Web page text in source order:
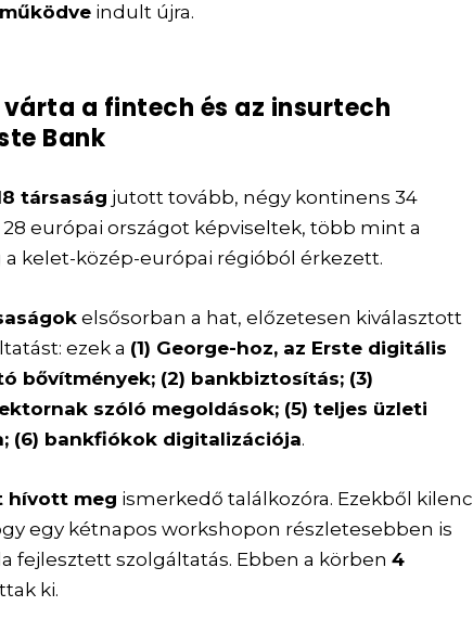
indult újra.
a fintech és az insurtech
Bank
társaság jutott tovább, négy kontinens 34
28 európai országot képviseltek, több mint a
a kelet-közép-európai régióból érkezett.
elsősorban a hat, előzetesen kiválasztott
ezek a (1) George-hoz, az Erste digitális
bővítmények; (2) bankbiztosítás; (3)
szóló megoldások; (5) teljes üzleti
(6) bankfiókok digitalizációja.
hívott meg ismerkedő találkozóra. Ezekből kilenc
egy kétnapos workshopon részletesebben is
fejlesztett szolgáltatás. Ebben a körben4
ki.